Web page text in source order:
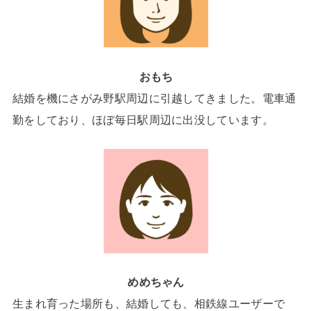
おもち
結婚を機にさがみ野駅周辺に引越してきました。電車通
勤をしており、ほぼ毎日駅周辺に出没しています。
めめちゃん
生まれ育った場所も、結婚しても、相鉄線ユーザーで